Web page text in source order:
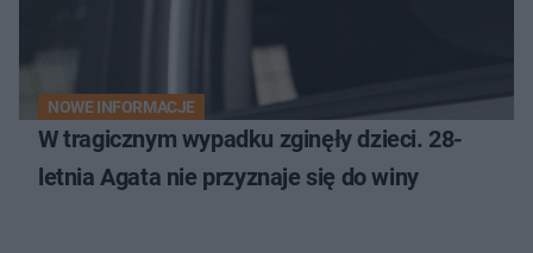
NOWE INFORMACJE
W tragicznym wypadku zginęły dzieci. 28-
letnia Agata nie przyznaje się do winy